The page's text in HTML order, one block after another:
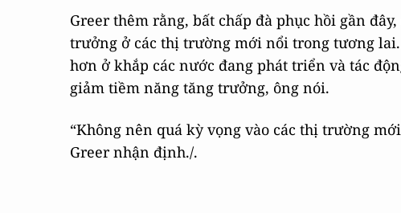
Greer thêm rằng, bất chấp đà phục hồi gần
trưởng ở các thị trường mới nổi trong tương
hơn ở khắp các nước đang phát triển và tác
giảm tiềm năng tăng trưởng, ông nói.
“Không nên quá kỳ vọng vào các thị trường
Greer nhận định./.